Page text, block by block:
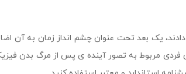
دادند، یک بعد تحت عنوان چشم انداز زمان به آن
فردی مربوط به تصور آینده ی پس از مرگ بدن